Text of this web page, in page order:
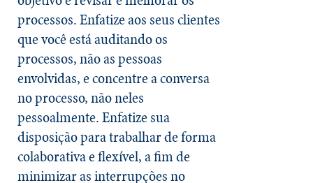
processos. Enfatize aos seus clientes
que você está auditando os
processos, não as pessoas
envolvidas, e concentre a conversa
no processo, não neles
pessoalmente. Enfatize sua
disposição para trabalhar de forma
colaborativa e flexível, a fim de
minimizar as interrupções no